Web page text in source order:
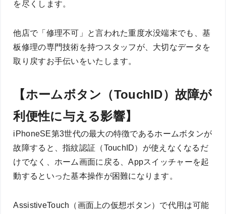
を尽くします。
他店で「修理不可」と言われた重度水没端末でも、基
板修理の専門技術を持つスタッフが、大切なデータを
取り戻すお手伝いをいたします。
【ホームボタン（TouchID）故障が
利便性に与える影響】
iPhoneSE第3世代の最大の特徴であるホームボタンが
故障すると、指紋認証（TouchID）が使えなくなるだ
けでなく、ホーム画面に戻る、Appスイッチャーを起
動するといった基本操作が困難になります。
AssistiveTouch（画面上の仮想ボタン）で代用は可能